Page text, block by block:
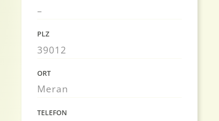
–
PLZ
39012
ORT
Meran
TELEFON